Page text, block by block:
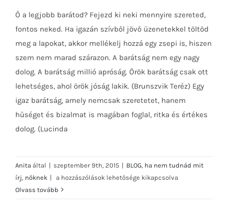
Ha nem tudnád mit írj: BARÁTSÁG
Ő a legjobb barátod? Fejezd ki neki mennyire szereted,
fontos neked. Ha igazán szívből jövő üzenetekkel töltöd
meg a lapokat, akkor mellékelj hozzá egy zsepi is, hiszen
szem nem marad szárazon. A barátság nem egy nagy
dolog. A barátság millió apróság. Örök barátság csak ott
lehetséges, ahol örök jóság lakik. (Brunszvik Teréz) Egy
igaz barátság, amely nemcsak szeretetet, hanem
hűséget és bizalmat is magában foglal, ritka és értékes
dolog. (Lucinda
Anita által | szeptember 9th, 2015 | BLOG, ha nem tudnád mit
írj, nőknek |
Ha
nem
a hozzászólások lehetősége kikapcsolva
Olvass tovább